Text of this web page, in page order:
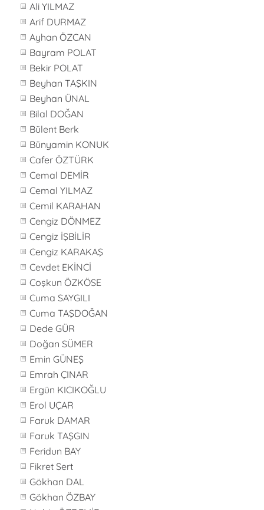
Ali YILMAZ
Arif DURMAZ
Ayhan ÖZCAN
Bayram POLAT
Bekir POLAT
Beyhan TAŞKIN
Beyhan ÜNAL
Bilal DOĞAN
Bülent Berk
Bünyamin KONUK
Cafer ÖZTÜRK
Cemal DEMİR
Cemal YILMAZ
Cemil KARAHAN
Cengiz DÖNMEZ
Cengiz İŞBİLİR
Cengiz KARAKAŞ
Cevdet EKİNCİ
Coşkun ÖZKÖSE
Cuma SAYGILI
Cuma TAŞDOĞAN
Dede GÜR
Doğan SÜMER
Emin GÜNEŞ
Emrah ÇINAR
Ergün KICIKOĞLU
Erol UÇAR
Faruk DAMAR
Faruk TAŞGIN
Feridun BAY
Fikret Sert
Gökhan DAL
Gökhan ÖZBAY